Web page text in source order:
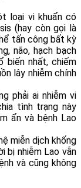
loại vi khuẩn có
(hay còn gọi là
tấn công bất kỳ
não, hạch bạch
biến nhất, chiếm
lây nhiễm chính
phải ai nhiễm vi
tình trạng này
ẩn và bệnh Lao
miễn dịch khống
bị nhiễm Lao vẫn
và cũng không